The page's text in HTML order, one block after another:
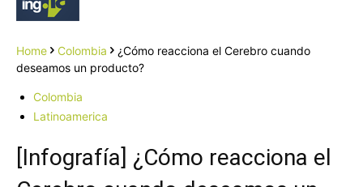
Home Colombia
¿Cómo reacciona el Cerebro cuando
deseamos un producto?
Colombia
Latinoamerica
[Infografía] ¿Cómo reacciona el